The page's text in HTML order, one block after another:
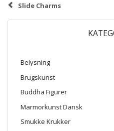
Slide Charms
Belysning
Brugskunst
Buddha Figurer
Marmorkunst Dansk
Smukke Krukker